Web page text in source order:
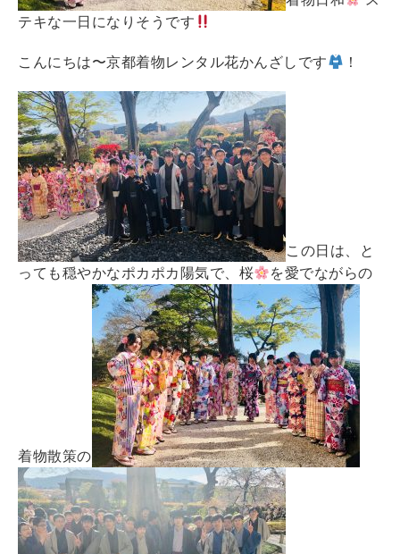
テキな一日になりそうです
こんにちは〜京都着物レンタル花かんざしです ！
この日は、と
っても穏やかなポカポカ陽気で、桜
を愛でながらの
着物散策の